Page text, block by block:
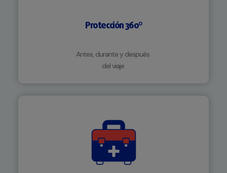
Protección 360º
Antes, durante y después
del viaje.